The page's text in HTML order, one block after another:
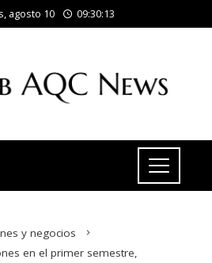
agosto 10 09:30:14
y negocios
en el primer semestre,